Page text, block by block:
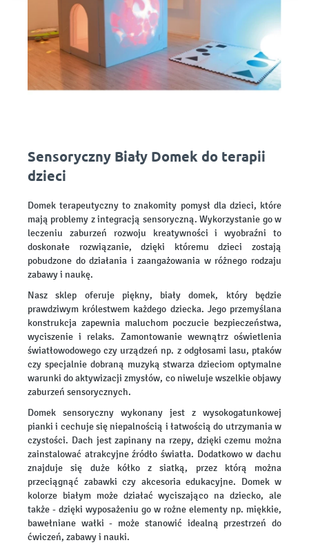
Sensoryczny Biały Domek do terapii
dzieci
Domek terapeutyczny to znakomity pomysł dla dzieci, które
mają problemy z integracją sensoryczną. Wykorzystanie go w
leczeniu zaburzeń rozwoju kreatywności i wyobraźni to
doskonałe rozwiązanie, dzięki któremu dzieci zostają
pobudzone do działania i zaangażowania w różnego rodzaju
zabawy i naukę.
Nasz sklep oferuje piękny, biały domek, który będzie
prawdziwym królestwem każdego dziecka. Jego przemyślana
konstrukcja zapewnia maluchom poczucie bezpieczeństwa,
wyciszenie i relaks. Zamontowanie wewnątrz oświetlenia
światłowodowego czy urządzeń np. z odgłosami lasu, ptaków
czy specjalnie dobraną muzyką stwarza dzieciom optymalne
warunki do aktywizacji zmysłów, co niweluje wszelkie objawy
zaburzeń sensorycznych.
Domek sensoryczny wykonany jest z wysokogatunkowej
pianki i cechuje się niepalnością i łatwością do utrzymania w
czystości. Dach jest zapinany na rzepy, dzięki czemu można
zainstalować atrakcyjne źródło światła. Dodatkowo w dachu
znajduje się duże kółko z siatką, przez którą można
przeciągnąć zabawki czy akcesoria edukacyjne. Domek w
kolorze białym może działać wyciszająco na dziecko, ale
także - dzięki wyposażeniu go w rożne elementy np. miękkie,
bawełniane wałki - może stanowić idealną przestrzeń do
ćwiczeń, zabawy i nauki.